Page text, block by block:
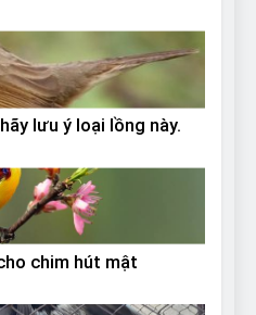
lưu ý loại lồng này.
chim hút mật